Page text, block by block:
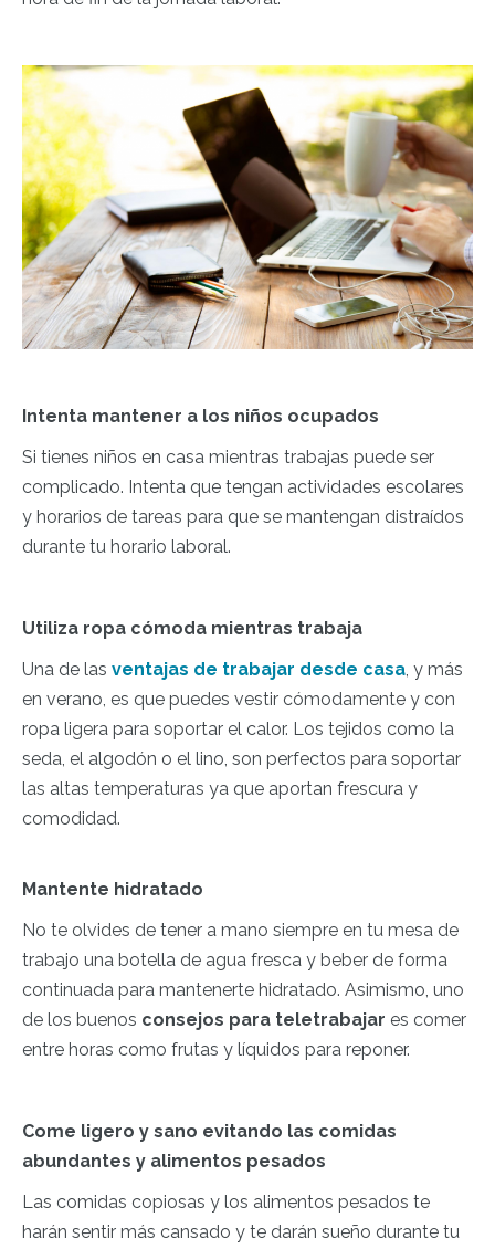
Intenta mantener a los niños ocupados
Si tienes niños en casa mientras trabajas puede ser
complicado. Intenta que tengan actividades escolares
y horarios de tareas para que se mantengan distraídos
durante tu horario laboral.
Utiliza ropa cómoda mientras trabaja
Una de las ventajas de trabajar desde casa, y más
en verano, es que puedes vestir cómodamente y con
ropa ligera para soportar el calor. Los tejidos como la
seda, el algodón o el lino, son perfectos para soportar
las altas temperaturas ya que aportan frescura y
comodidad.
Mantente hidratado
No te olvides de tener a mano siempre en tu mesa de
trabajo una botella de agua fresca y beber de forma
continuada para mantenerte hidratado. Asimismo, uno
de los buenos consejos para teletrabajar es comer
entre horas como frutas y líquidos para reponer.
Come ligero y sano evitando las comidas
abundantes y alimentos pesados
Las comidas copiosas y los alimentos pesados te
harán sentir más cansado y te darán sueño durante tu